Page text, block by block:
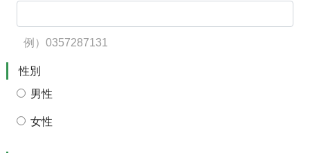
例）0357287131
性別
男性
女性